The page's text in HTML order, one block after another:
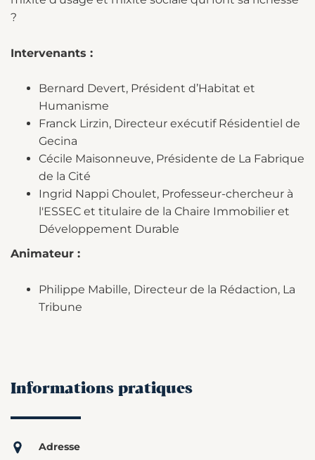
?
Intervenants :
Bernard Devert, Président d’Habitat et
Humanisme
Franck Lirzin, Directeur exécutif Résidentiel de
Gecina
Cécile Maisonneuve, Présidente de La Fabrique
de la Cité
Ingrid Nappi Choulet, Professeur-chercheur à
l'ESSEC et titulaire de la Chaire Immobilier et
Développement Durable
Animateur :
Philippe Mabille, Directeur de la Rédaction, La
Tribune
Informations pratiques
Adresse